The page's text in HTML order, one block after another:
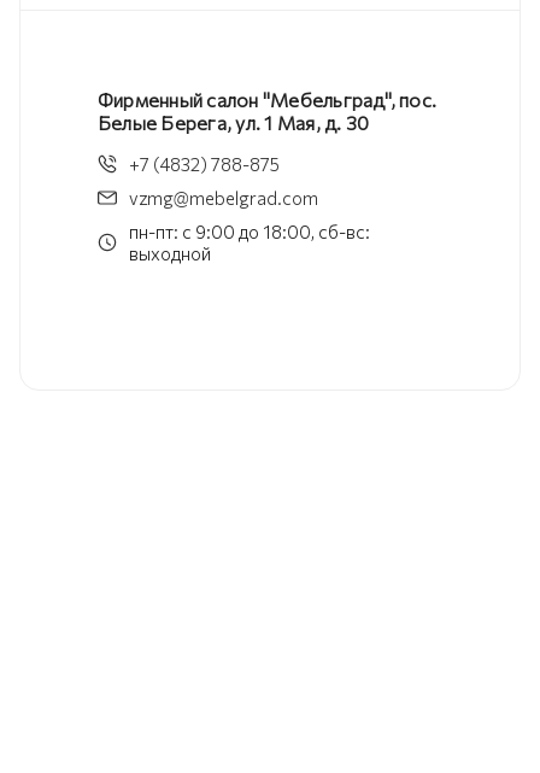
Фирменный салон "Мебельград", пос.
Белые Берега, ул. 1 Мая, д. 30
+7 (4832) 788-875
vzmg@mebelgrad.com
пн-пт: с 9:00 до 18:00, сб-вс:
выходной